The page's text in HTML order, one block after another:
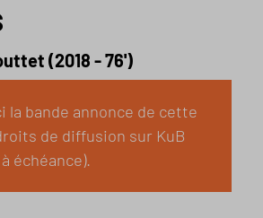
(2018 - 76')
la bande annonce de cette
de diffusion sur KuB
échéance).